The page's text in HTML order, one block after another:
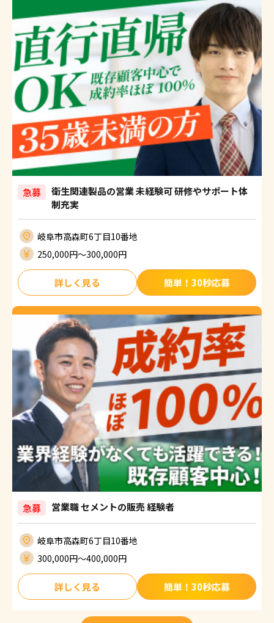
急募
衛生関連製品の営業 未経験可 研修やサポート体
制充実
岐阜市高森町6丁目10番地
250,000円〜300,000円
詳しく見る 簡単！30秒応募
急募 営業職 セメントの販売 経験者
岐阜市高森町6丁目10番地
300,000円〜400,000円
詳しく見る 簡単！30秒応募